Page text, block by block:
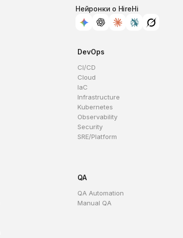
Нейронки о HireHi
DevOps
CI/CD
Cloud
IaC
Infrastructure
Kubernetes
Observability
Security
SRE/Platform
QA
QA Automation
Manual QA